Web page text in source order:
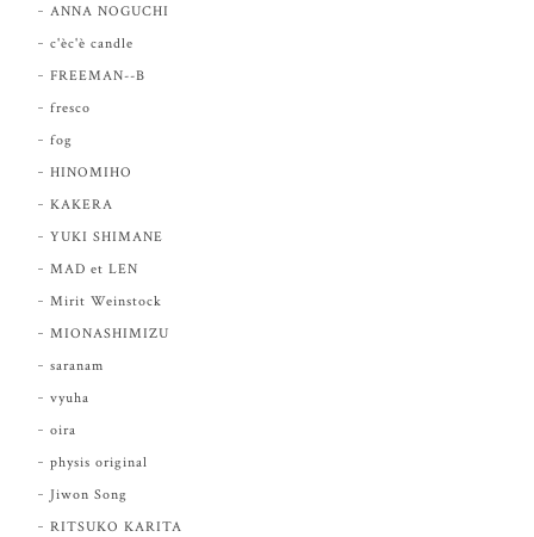
ANNA NOGUCHI
c'èc'è candle
FREEMAN--B
fresco
fog
HINOMIHO
KAKERA
YUKI SHIMANE
MAD et LEN
Mirit Weinstock
MIONASHIMIZU
saranam
vyuha
oira
physis original
Jiwon Song
RITSUKO KARITA